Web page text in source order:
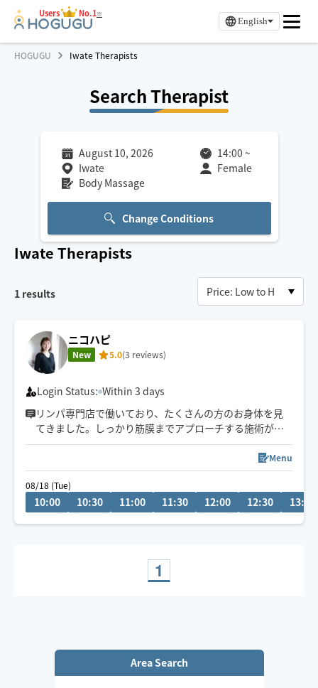
Users No.1※
English
HOGUGU Iwate Therapists
Search Therapist
August 10, 2026 14:00 ~
Iwate
Female
Body Massage
Change Conditions
Iwate Therapists
1 results
ニコハピ
New 5.0(3 reviews)
Login Status: Within 3 days
リンパ専門店で働いており、たくさんの方のお身体を見
てきました。しっかり筋膜までアプローチする施術が得
意としています。
慢性的な肩こり、腰痛、むくみなどの疲労感はありませ
んか？心身ともにスッキリすること間違いなしです✨
花巻市、北上市、金ヶ崎町にお住まいの方限定でお受け
いたします。上記に当てはまらない方も要相談でお受け
Menu
08/18 (Tue)
10:00 10:30 11:00 11:30 12:00 12:30 13:00
1
Area Search